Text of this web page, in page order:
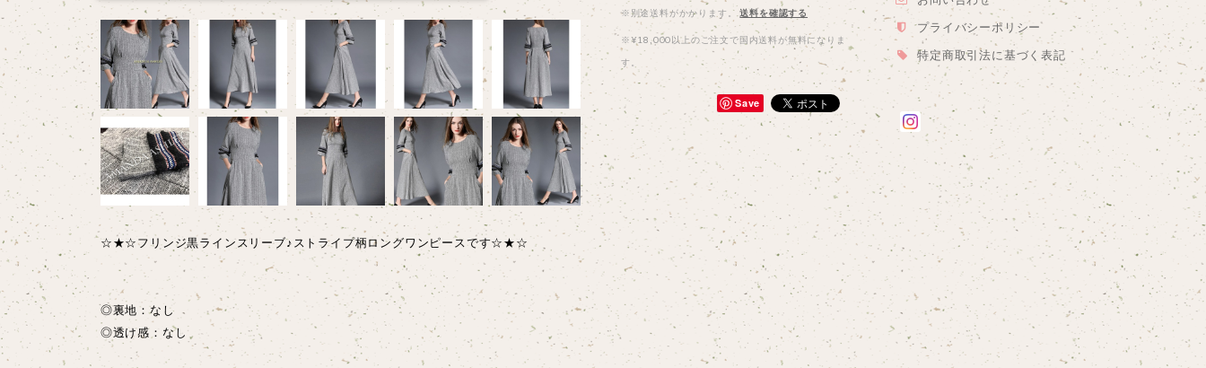
※別途送料がかかります。 送料を確認する
※¥18,000以上のご注文で国内送料が無料になりま
す。
Save
☆★☆フリンジ黒ラインスリーブ♪ストライプ柄ロングワンピースです☆★☆
◎裏地：なし
◎透け感：なし
プライバシーポリシー
特定商取引法に基づく表記